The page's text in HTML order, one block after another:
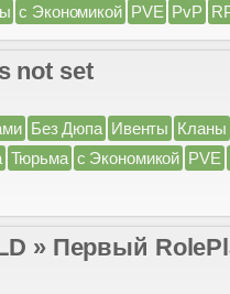
с Экономикой PVE PvP
not set
Без Дюпа Ивенты Кланы
Тюрьма с Экономикой PVE
» Первый